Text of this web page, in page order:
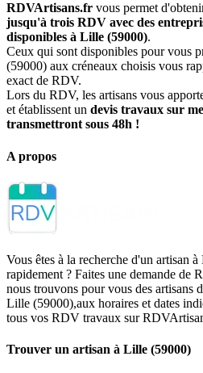
RDVArtisans.fr vous permet
jusqu'à trois RDV avec des
disponibles à Lille (59000).
Ceux qui sont disponibles pour vous
(59000) aux créneaux choisis vous
exact de RDV.
Lors du RDV, les artisans vous
et établissent un devis travaux sur
transmettront sous 48h !
A propos
Vous êtes à la recherche d'un artisan
rapidement ? Faites une demande de
nous trouvons pour vous des artisans
Lille (59000),aux horaires et dates
tous vos RDV travaux sur
Trouver un artisan à Lille (59000)